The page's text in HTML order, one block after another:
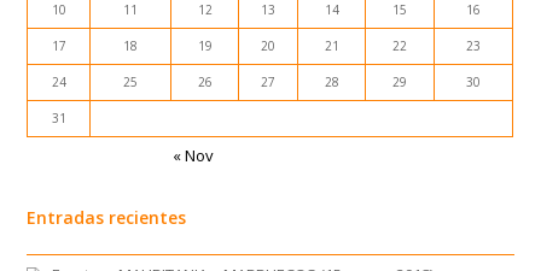
10 11 12 13 14 15 16
17 18 19 20 21 22 23
24 25 26 27 28 29 30
31
« Nov
Entradas recientes